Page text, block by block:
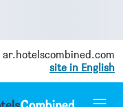
ar.hotelscombined.com
site in English